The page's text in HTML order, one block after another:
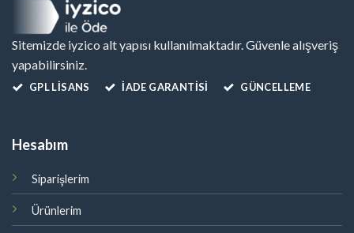
Sitemizde iyzico alt yapısı kullanılmaktadır. Güvenle alışveriş
yapabilirsiniz.
GPL LISANS İADE GARANTİSİ GÜNCELLEME
Hesabım
Siparişlerim
Ürünlerim